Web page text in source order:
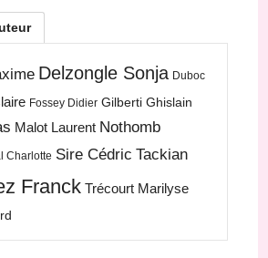
Delzongle Sonja Duboc
Fossey Didier Gilberti Ghislain
Malot Laurent Nothomb
Charlotte Sire Cédric Tackian
Franck Trécourt Marilyse